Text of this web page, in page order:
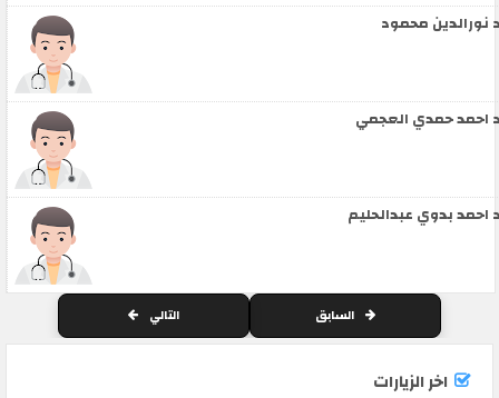
نورالدين محمود
احمد حمدي العجمي
احمد بدوي عبدالحليم
السابق التالي
اخر الزيارات